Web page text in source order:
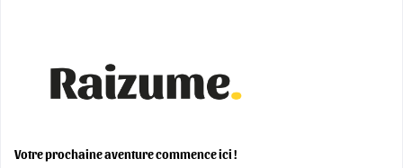
Votre prochaine aventure commence ici !